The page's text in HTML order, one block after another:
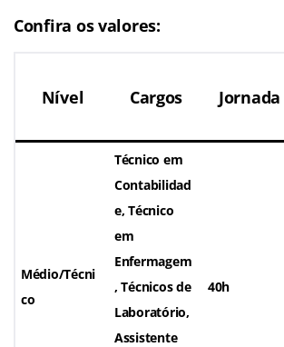
Confira os valores:
Nível Cargos Jornada
Médio/Técni
co
Técnico em
Contabilidad
e, Técnico
em
Enfermagem
, Técnicos de
Laboratório,
Assistente
40h